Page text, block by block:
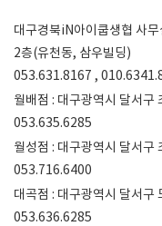
대구경북iN아이쿱생협 사
2층(유천동, 삼우빌딩)
053.631.8167 ,
월배점 : 대구광역시 달서
053.635.6285
월성점 : 대구광역시 달서구
053.716.6400
대곡점 : 대구광역시 달서구
053.636.6285